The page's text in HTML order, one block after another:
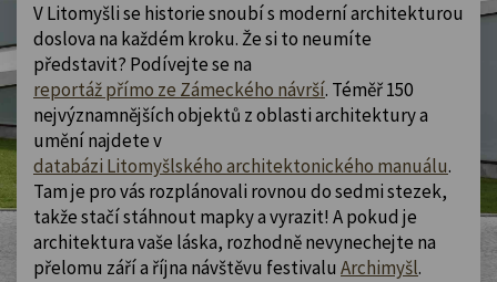
V Litomyšli se historie snoubí s moderní architekturou
doslova na každém kroku. Že si to neumíte
představit? Podívejte se na
reportáž přímo ze Zámeckého návrší. Téměř 150
nejvýznamnějších objektů z oblasti architektury a
umění najdete v
databázi Litomyšlského architektonického manuálu.
Tam je pro vás rozplánovali rovnou do sedmi stezek,
takže stačí stáhnout mapky a vyrazit! A pokud je
architektura vaše láska, rozhodně nevynechejte na
přelomu září a října návštěvu festivalu Archimyšl.